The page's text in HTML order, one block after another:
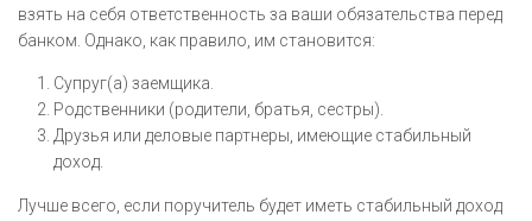
взять на себя ответственность за ваши обязательства перед
банком. Однако, как правило, им становится:
Супруг(а) заемщика.
Родственники (родители, братья, сестры).
Друзья или деловые партнеры, имеющие стабильный
доход.
Лучше всего, если поручитель будет иметь стабильный доход